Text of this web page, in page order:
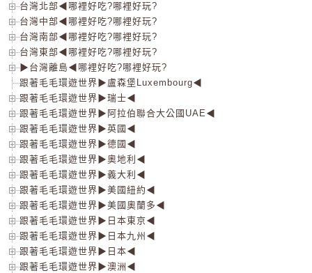
台灣北部◀哪裡好吃?哪裡好玩?
台灣中部◀哪裡好吃?哪裡好玩?
台灣南部◀哪裡好吃?哪裡好玩?
台灣東部◀哪裡好吃?哪裡好玩?
▶台灣離島◀哪裡好吃?哪裡好玩?
跟著毛毛環遊世界▶盧森堡Luxembourg◀
跟著毛毛環遊世界▶瑞士◀
跟著毛毛環遊世界▶阿拉伯聯合大公國UAE◀
跟著毛毛環遊世界▶英國◀
跟著毛毛環遊世界▶德國◀
跟著毛毛環遊世界▶奧地利◀
跟著毛毛環遊世界▶義大利◀
跟著毛毛環遊世界▶美國紐約◀
跟著毛毛環遊世界▶美國奧蘭多◀
跟著毛毛環遊世界▶日本東京◀
跟著毛毛環遊世界▶日本九州◀
跟著毛毛環遊世界▶日本◀
跟著毛毛環遊世界▶澳洲◀